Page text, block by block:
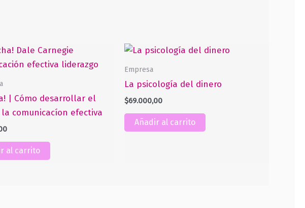
| Cómo desarrollar el
comunicacíon efectiva
al carrito
Empresa
La psicología del dinero
$69.000,00
Añadir al carrito